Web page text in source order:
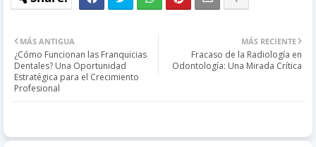
MÁS RECIENTE
Fracaso de la Radiología en
Odontología: Una Mirada Crítica
MÁS ANTIGUA
¿Cómo Funcionan las Franquicias
Dentales? Una Oportunidad
Estratégica para el Crecimiento
Profesional